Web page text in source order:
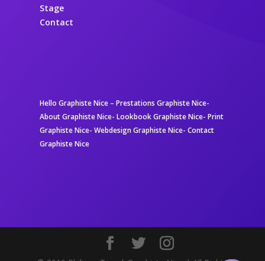
Stage
Contact
Hello Graphiste Nice –Prestations Graphiste Nice-
About Graphiste Nice- Lookbook Graphiste Nice- Print
Graphiste Nice- Webdesign Graphiste Nice- Contact
Graphiste Nice